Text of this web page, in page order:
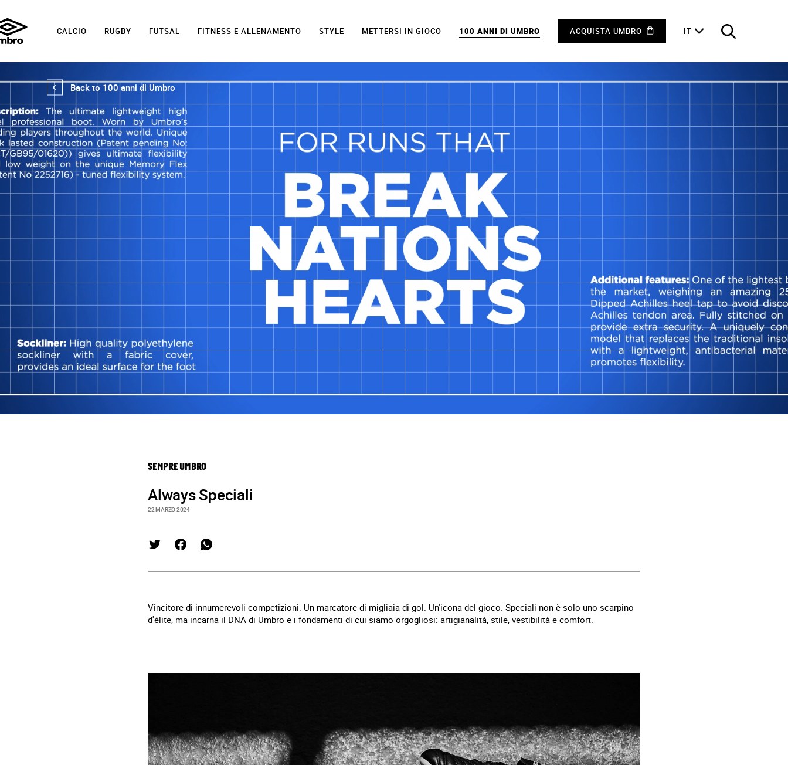
CALCIO RUGBY FUTSAL FITNESS E ALLENAMENTO STYLE METTERSI IN GIOCO 100 ANNI DI UMBRO ACQUISTA UMBRO IT
Back to 100 anni di Umbro
SEMPRE UMBRO
Always Speciali
22 MARZO 2024
Vincitore di innumerevoli competizioni. Un marcatore di migliaia di gol. Un'icona del gioco. Speciali non è solo uno scarpino
d'élite, ma incarna il DNA di Umbro e i fondamenti di cui siamo orgogliosi: artigianalità, stile, vestibilità e comfort.